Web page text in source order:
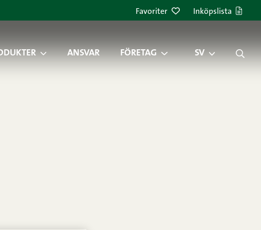
Favoriter Inköpslista
ANSVAR FÖRETAG SV